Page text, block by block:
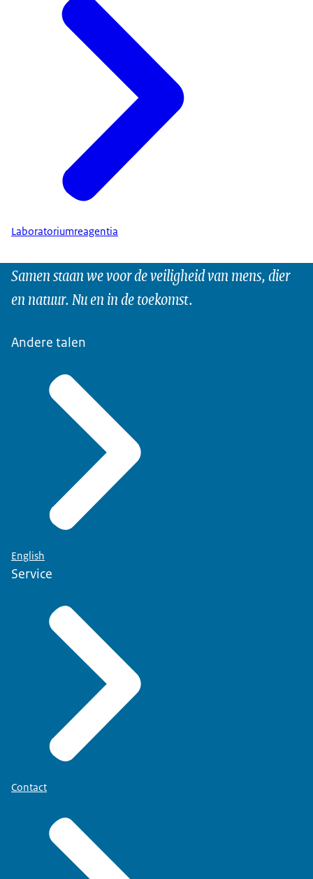
Laboratoriumreagentia
Samen staan we voor de veiligheid van mens, dier
en natuur. Nu en in de toekomst.
Andere talen
English
Service
Contact